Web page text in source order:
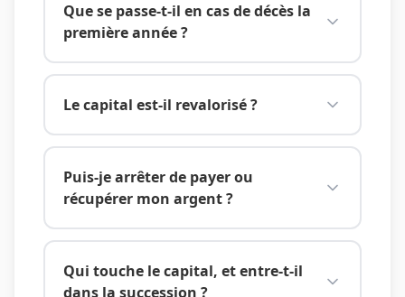
Que se passe-t-il en cas de décès la
première année ?
Le capital est-il revalorisé ?
Puis-je arrêter de payer ou
récupérer mon argent ?
Qui touche le capital, et entre-t-il
dans la succession ?